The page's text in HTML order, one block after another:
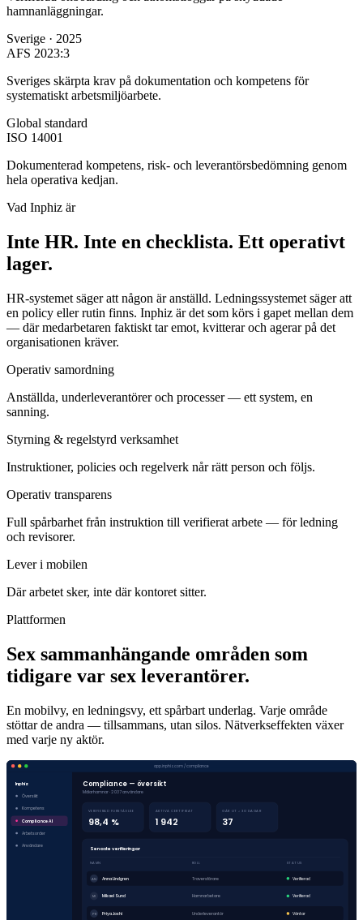
hamnanläggningar.
Sverige · 2025
AFS 2023:3
Sveriges skärpta krav på dokumentation och kompetens för
systematiskt arbetsmiljöarbete.
Global standard
ISO 14001
Dokumenterad kompetens, risk- och leverantörsbedömning genom
hela operativa kedjan.
Vad Inphiz är
Inte HR. Inte en checklista. Ett operativt
lager.
HR-systemet säger att någon är anställd. Ledningssystemet säger att
en policy eller rutin finns. Inphiz är det som körs i gapet mellan dem
— där medarbetaren faktiskt tar emot, kvitterar och agerar på det
organisationen kräver.
Operativ samordning
Anställda, underleverantörer och processer — ett system, en
sanning.
Styrning & regelstyrd verksamhet
Instruktioner, policies och regelverk når rätt person och följs.
Operativ transparens
Full spårbarhet från instruktion till verifierat arbete — för ledning
och revisorer.
Lever i mobilen
Där arbetet sker, inte där kontoret sitter.
Plattformen
Sex sammanhängande områden som
tidigare var sex leverantörer.
En mobilvy, en ledningsvy, ett spårbart underlag. Varje område
stöttar de andra — tillsammans, utan silos. Nätverkseffekten växer
med varje ny aktör.
app.inphiz.com / compliance
Inphiz
Översikt
Kompetens
Compliance AI
Arbetsorder
Användare
Compliance — översikt
Mälarhamnar · 2 037 användare
VERIFIERAD FÖRSTÅELSE
98,4 %
AKTIVA CERTIFIKAT
1 942
GÅR UT < 30 DAGAR
37
Senaste verifieringar
NAMN ROLL STATUS
AN Anna Lindgren Travers­förare Verifierad
MI Mikael Sund Hamnarbetare Verifierad
PR Priya Joshi Underleverantör Väntar